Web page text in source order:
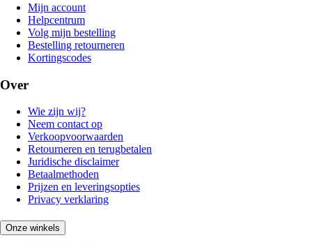
Mijn account
Helpcentrum
Volg mijn bestelling
Bestelling retourneren
Kortingscodes
Over
Wie zijn wij?
Neem contact op
Verkoopvoorwaarden
Retourneren en terugbetalen
Juridische disclaimer
Betaalmethoden
Prijzen en leveringsopties
Privacy verklaring
Onze winkels